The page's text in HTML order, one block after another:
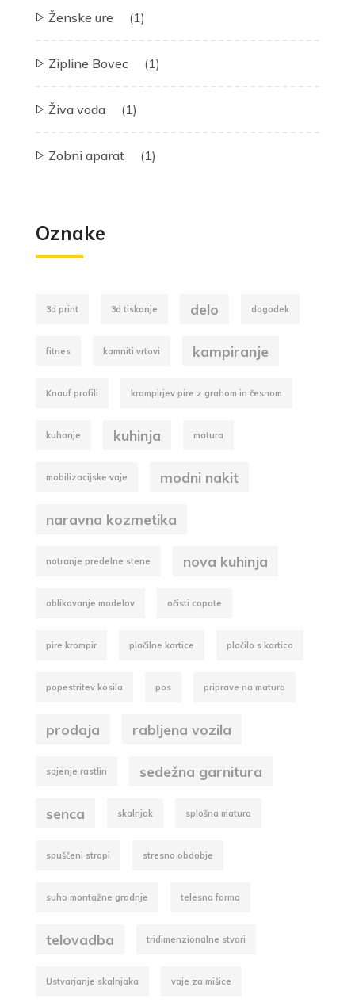
Ženske ure (1)
Zipline Bovec (1)
Živa voda (1)
Zobni aparat (1)
Oznake
3d print 3d tiskanje delo dogodek
fitnes kamniti vrtovi kampiranje
Knauf profili krompirjev pire z grahom in česnom
kuhanje kuhinja matura
mobilizacijske vaje modni nakit
naravna kozmetika
notranje predelne stene nova kuhinja
oblikovanje modelov očisti copate
pire krompir plačilne kartice plačilo s kartico
popestritev kosila pos priprave na maturo
prodaja rabljena vozila
sajenje rastlin sedežna garnitura
senca skalnjak splošna matura
spuščeni stropi stresno obdobje
suho montažne gradnje telesna forma
telovadba tridimenzionalne stvari
Ustvarjanje skalnjaka vaje za mišice